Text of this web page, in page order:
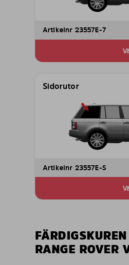
Artikelnr 23557E-7
Sidorutor
Artikelnr 23557E-S
RANGE ROVER